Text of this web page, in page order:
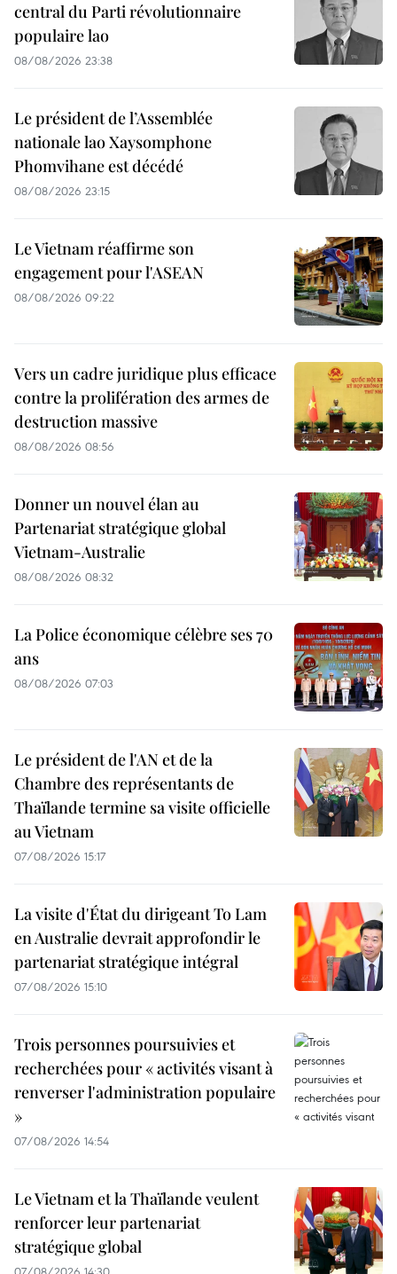
central du Parti révolutionnaire
populaire lao
08/08/2026 23:38
Le président de l’Assemblée
nationale lao Xaysomphone
Phomvihane est décédé
08/08/2026 23:15
Le Vietnam réaffirme son
engagement pour l'ASEAN
08/08/2026 09:22
Vers un cadre juridique plus efficace
contre la prolifération des armes de
destruction massive
08/08/2026 08:56
Donner un nouvel élan au
Partenariat stratégique global
Vietnam-Australie
08/08/2026 08:32
La Police économique célèbre ses 70
ans
08/08/2026 07:03
Le président de l'AN et de la
Chambre des représentants de
Thaïlande termine sa visite officielle
au Vietnam
07/08/2026 15:17
La visite d'État du dirigeant To Lam
en Australie devrait approfondir le
partenariat stratégique intégral
07/08/2026 15:10
Trois personnes poursuivies et
recherchées pour « activités visant à
renverser l'administration populaire
»
07/08/2026 14:54
Le Vietnam et la Thaïlande veulent
renforcer leur partenariat
stratégique global